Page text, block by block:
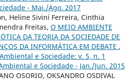
- Mai./Ago. 2017
Heline Sivini Ferreira, Cinthia
Freitas, O MEIO AMBIENTE
DA TEORIA DA SOCIEDADE DE
DA INFORMÁTICA EM DEBATE ,
e Sociedade: v. 5, n. 1
e Sociedade - Jan./Jun. 2015
OSORIO, OKSANDRO OSDIVAL